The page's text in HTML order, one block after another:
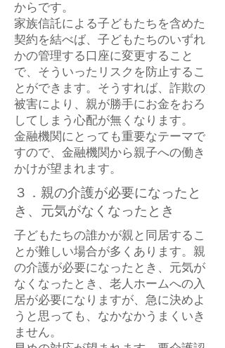
からです。
家族信託による子どもたちを含めた
契約を結べば、子どもたちのいずれ
かの管理する口座に変更すること
で、そういったリスクを防止するこ
とができます。そうすれば、詐欺の
被害により、親が勝手にお金をおろ
してしまう心配が無くなります。
金融機関にとっても重要なテーマで
すので、金融機関から親子への働き
かけが望まれます。
３．親の介護が必要になったと
き、元気がなくなったとき
子どもたちの誰かが親と同居するこ
とが難しい場合が多くあります。親
の介護が必要になったとき、元気が
なくなったとき、老人ホームへの入
居が必要になりますが、急に決めよ
うと思っても、なかなかうまくいき
ません。